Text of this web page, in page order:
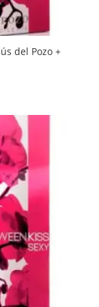
del Pozo +